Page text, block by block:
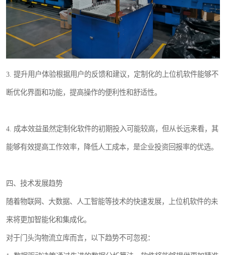
3. 提升用户体验根据用户的反馈和建议，定制化的上位机软件能够不
断优化界面和功能，提高操作的便利性和舒适性。
4. 成本效益虽然定制化软件的初期投入可能较高，但从长远来看，其
能够有效提高工作效率，降低人工成本，是企业投资回报率的优选。
四、技术发展趋势
随着物联网、大数据、人工智能等技术的快速发展，上位机软件的未
来将更加智能化和集成化。
对于门头沟物流立库而言，以下趋势不可忽视：